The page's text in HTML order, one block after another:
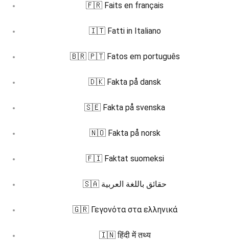
🇫🇷 Faits en français
🇮🇹 Fatti in Italiano
🇧🇷 🇵🇹 Fatos em português
🇩🇰 Fakta på dansk
🇸🇪 Fakta på svenska
🇳🇴 Fakta på norsk
🇫🇮 Faktat suomeksi
🇸🇦 حقائق باللغة العربية
🇬🇷 Γεγονότα στα ελληνικά
🇮🇳 हिंदी में तथ्य